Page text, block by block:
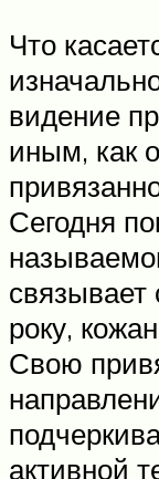
Что
видение
иным, как
Сегодня
року,
Свою
активной